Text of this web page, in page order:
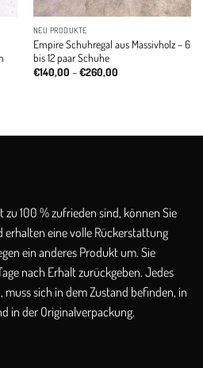
NEU PRODUKTE
Empire Schuhregal aus Massivholz – 6
bis 12 paar Schuhe
€140,00 –€260,00Price
100 % zufrieden sind, können Sie
eine volle Rückerstattung
ein anderes Produkt um. Sie
nach Erhalt zurückgeben. Jedes
muss sich in dem Zustand befinden, in
in der Originalverpackung.